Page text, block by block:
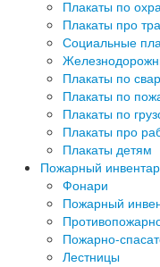
Плакаты по
Плакаты про
Социальные
Плакаты по
Плакаты по
Плакаты по
Плакаты про
Плакаты детям
Пожарный
Фонари
Пожарный
Пожарно-
Лестницы